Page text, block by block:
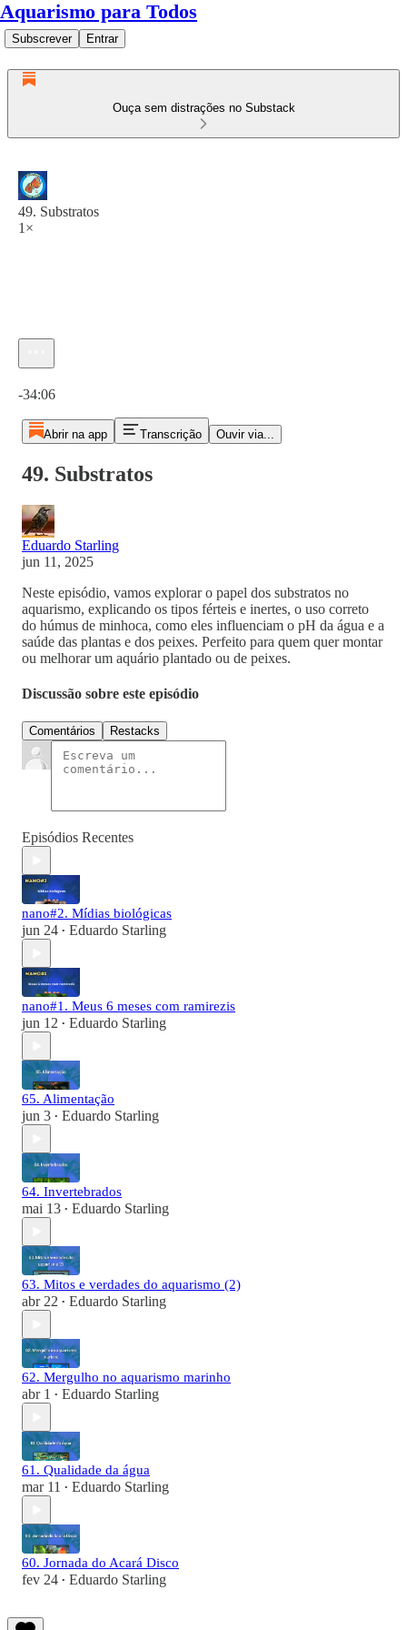
Aquarismo para Todos
Subscrever Entrar
Ouça sem distrações no Substack
49. Substratos
1×
-34:06
Abrir na app Transcrição Ouvir via...
49. Substratos
Eduardo Starling
jun 11, 2025
Neste episódio, vamos explorar o papel dos substratos no
aquarismo, explicando os tipos férteis e inertes, o uso correto
do húmus de minhoca, como eles influenciam o pH da água e a
saúde das plantas e dos peixes. Perfeito para quem quer montar
ou melhorar um aquário plantado ou de peixes.
Discussão sobre este episódio
Comentários Restacks
Episódios Recentes
nano#2. Mídias biológicas
jun 24 • Eduardo Starling
nano#1. Meus 6 meses com ramirezis
jun 12 • Eduardo Starling
65. Alimentação
jun 3 • Eduardo Starling
64. Invertebrados
mai 13 • Eduardo Starling
63. Mitos e verdades do aquarismo (2)
abr 22 • Eduardo Starling
62. Mergulho no aquarismo marinho
abr 1 • Eduardo Starling
61. Qualidade da água
mar 11 • Eduardo Starling
60. Jornada do Acará Disco
fev 24 • Eduardo Starling